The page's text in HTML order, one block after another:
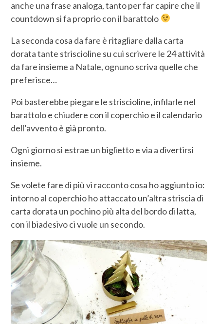
anche una frase analoga, tanto per far capire che il
countdown si fa proprio con il barattolo
La seconda cosa da fare è ritagliare dalla carta
dorata tante striscioline su cui scrivere le 24 attività
da fare insieme a Natale, ognuno scriva quelle che
preferisce…
Poi basterebbe piegare le striscioline, infilarle nel
barattolo e chiudere con il coperchio e il calendario
dell’avvento è già pronto.
Ogni giorno si estrae un biglietto e via a divertirsi
insieme.
Se volete fare di più vi racconto cosa ho aggiunto io:
intorno al coperchio ho attaccato un’altra striscia di
carta dorata un pochino più alta del bordo di latta,
con il biadesivo ci vuole un secondo.